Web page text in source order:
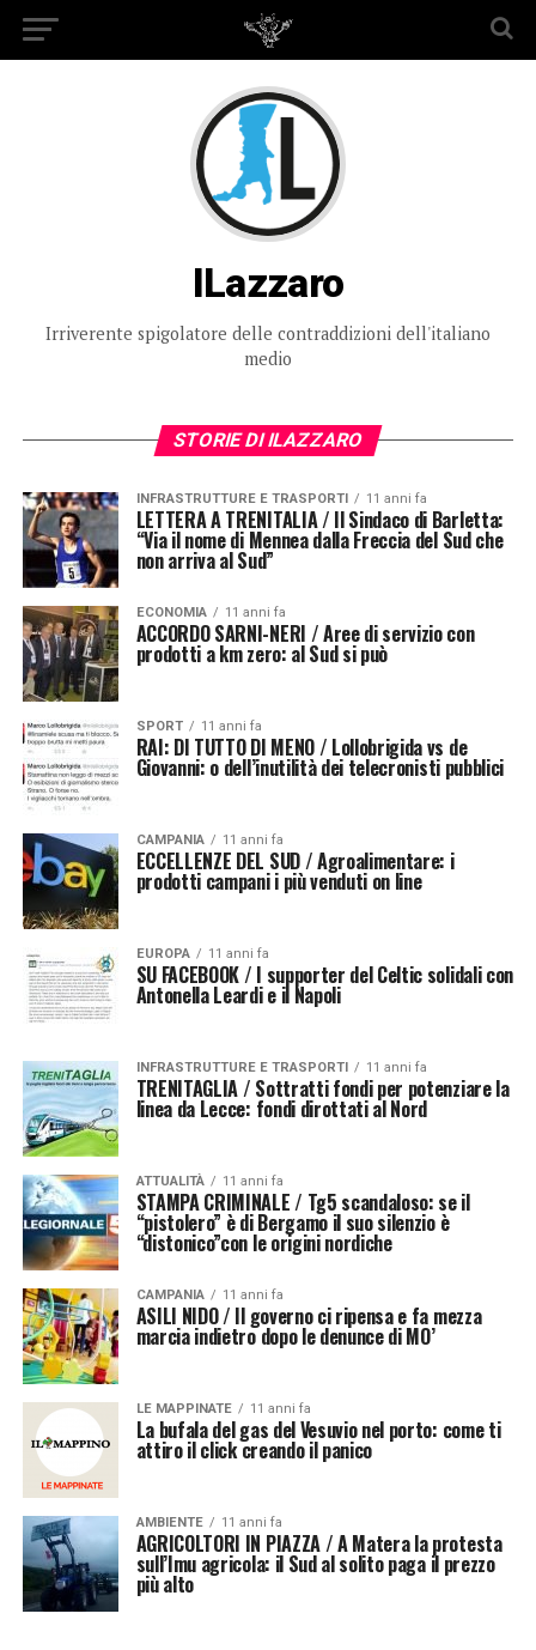
ILazzaro
Irriverente spigolatore delle contraddizioni dell'italiano
medio
STORIE DI ILAZZARO
INFRASTRUTTURE E TRASPORTI 11 anni fa
LETTERA A TRENITALIA / Il Sindaco di Barletta:
“Via il nome di Mennea dalla Freccia del Sud che
non arriva al Sud”
ECONOMIA 11 anni fa
ACCORDO SARNI-NERI / Aree di servizio con
prodotti a km zero: al Sud si può
SPORT 11 anni fa
RAI: DI TUTTO DI MENO / Lollobrigida vs de
Giovanni: o dell’inutilità dei telecronisti pubblici
CAMPANIA 11 anni fa
ECCELLENZE DEL SUD / Agroalimentare: i
prodotti campani i più venduti on line
EUROPA 11 anni fa
SU FACEBOOK / I supporter del Celtic solidali con
Antonella Leardi e il Napoli
INFRASTRUTTURE E TRASPORTI 11 anni fa
TRENITAGLIA / Sottratti fondi per potenziare la
linea da Lecce: fondi dirottati al Nord
ATTUALITÀ 11 anni fa
STAMPA CRIMINALE / Tg5 scandaloso: se il
“pistolero” è di Bergamo il suo silenzio è
“distonico”con le origini nordiche
CAMPANIA 11 anni fa
ASILI NIDO / Il governo ci ripensa e fa mezza
marcia indietro dopo le denunce di MO’
LE MAPPINATE 11 anni fa
La bufala del gas del Vesuvio nel porto: come ti
attiro il click creando il panico
AMBIENTE 11 anni fa
AGRICOLTORI IN PIAZZA / A Matera la protesta
sull’Imu agricola: il Sud al solito paga il prezzo
più alto